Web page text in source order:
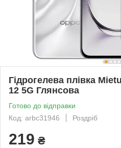
Гідрогелева плівка
12 5G Глянсова
Готово до відправки
Код: arbc31946
Роздріб
219 ₴